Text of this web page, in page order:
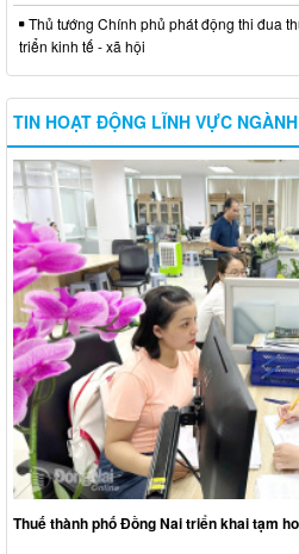
Thủ tướng Chính phủ phát động thi đua
triển kinh tế - xã hội
TIN HOẠT ĐỘNG LĨNH VỰC NGÀNH
Thuế thành phố Đồng Nai triển khai tạm